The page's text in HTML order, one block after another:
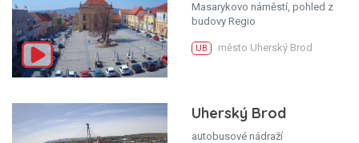
Masarykovo náměstí, pohled z
budovy Regio
UB město Uherský Brod
Uherský Brod
autobusové nádraží